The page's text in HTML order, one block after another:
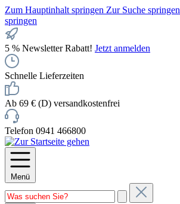
Zum Hauptinhalt springen Zur Suche springen
springen
5 % Newsletter Rabatt! Jetzt anmelden
Schnelle Lieferzeiten
Ab 69 € (D) versandkostenfrei
Telefon 0941 466800
Menü